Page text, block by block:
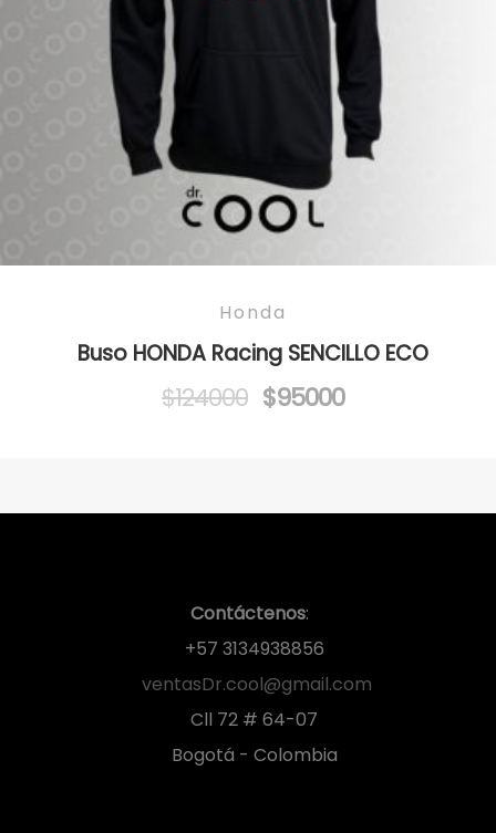
Honda
Buso HONDA Racing SENCILLO ECO
$124000 Original
$95000Current
Contáctenos:
+57 3134938856
ventasDr.cool@gmail.com
Cll 72 # 64-07
Bogotá - Colombia